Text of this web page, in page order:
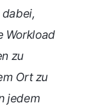
Workload
zu
Ort zu
jedem